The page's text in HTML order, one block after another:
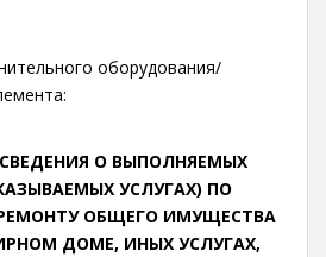
оборудования/
СВЕДЕНИЯ О ВЫПОЛНЯЕМЫХ
УСЛУГАХ) ПО
ОБЩЕГО ИМУЩЕСТВА
ДОМЕ, ИНЫХ УСЛУГАХ,